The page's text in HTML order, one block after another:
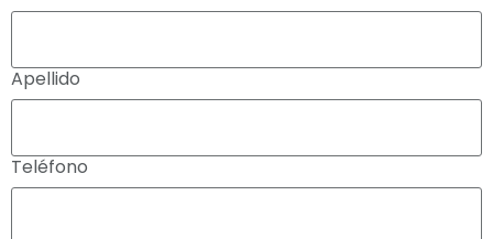
Apellido
Teléfono